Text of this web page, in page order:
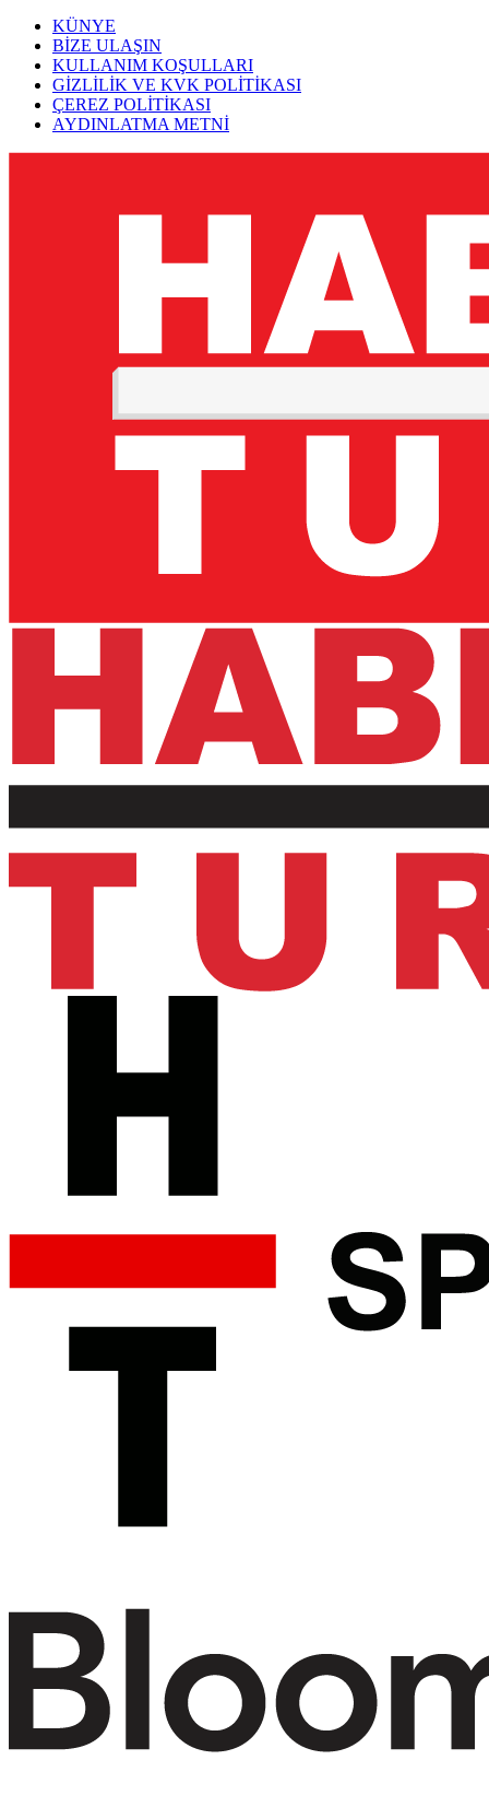
KÜNYE
BİZE ULAŞIN
KULLANIM KOŞULLARI
GİZLİLİK VE KVK POLİTİKASI
ÇEREZ POLİTİKASI
AYDINLATMA METNİ